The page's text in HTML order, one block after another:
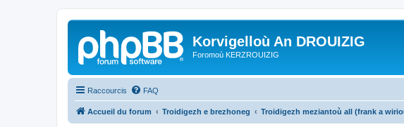
Korvigelloù An DROUIZIG
Foromoù KERZROUIZIG
Raccourcis FAQ
Accueil du forum Troidigezh e brezhoneg Troidigezh meziantoù all (frank a